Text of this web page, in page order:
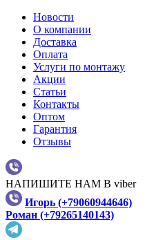
Новости
О компании
Доставка
Оплата
Услуги по монтажу
Акции
Статьи
Контакты
Оптом
Гарантия
Отзывы
НАПИШИТЕ НАМ В viber
Игорь (+79060944646)
Роман (+79265140143)